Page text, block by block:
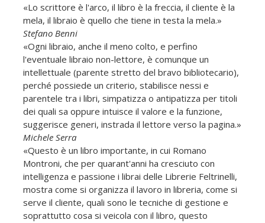
«Lo scrittore è l'arco, il libro è la freccia, il cliente è la
mela, il libraio è quello che tiene in testa la mela.»
Stefano Benni
«Ogni libraio, anche il meno colto, e perfino
l'eventuale libraio non-lettore, è comunque un
intellettuale (parente stretto del bravo bibliotecario),
perché possiede un criterio, stabilisce nessi e
parentele tra i libri, simpatizza o antipatizza per titoli
dei quali sa oppure intuisce il valore e la funzione,
suggerisce generi, instrada il lettore verso la pagina.»
Michele Serra
«Questo è un libro importante, in cui Romano
Montroni, che per quarant'anni ha cresciuto con
intelligenza e passione i librai delle Librerie Feltrinelli,
mostra come si organizza il lavoro in libreria, come si
serve il cliente, quali sono le tecniche di gestione e
soprattutto cosa si veicola con il libro, questo